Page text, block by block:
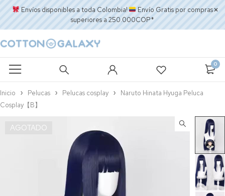
Envíos disponibles a toda Colombia!
Envío Gratis por compras
superiores a 250.000COP*
0
Inicio Pelucas Pelucas cosplay
Naruto Hinata Hyuga Peluca
Cosplay【B】
AGOTADO